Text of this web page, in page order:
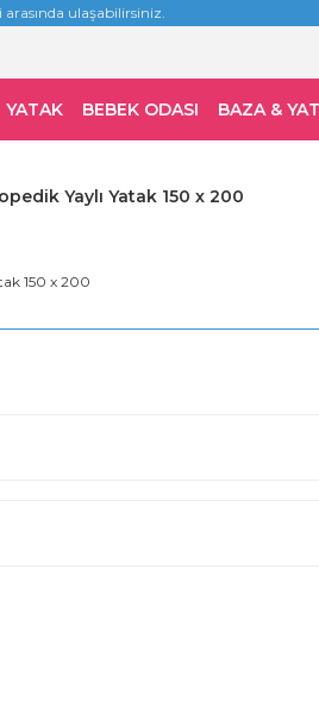
ulaşabilirsiniz.
YATAK BEBEK ODASI BAZA &
Yaylı Yatak 150 x 200